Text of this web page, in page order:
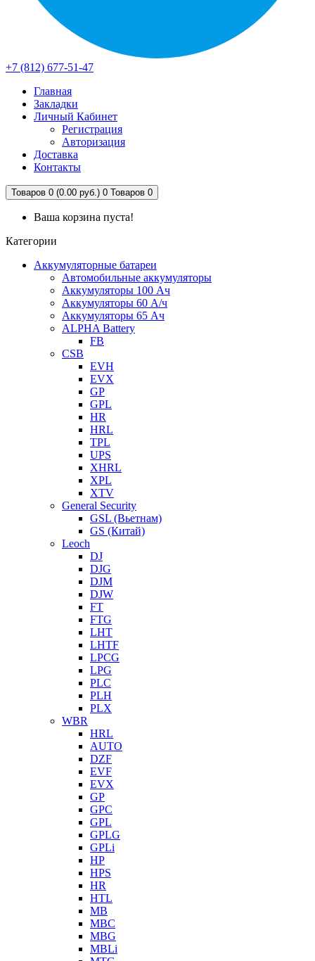
+7 (812) 677-51-47
Главная
Закладки
Личный Кабинет
Регистрация
Авторизация
Доставка
Контакты
Товаров 0 (0.00 руб.) 0 Товаров 0
Ваша корзина пуста!
Категории
Аккумуляторные батареи
Автомобильные аккумуляторы
Аккумуляторы 100 Ач
Аккумуляторы 60 А/ч
Аккумуляторы 65 Ач
ALPHA Battery
FB
CSB
EVH
EVX
GP
GPL
HR
HRL
TPL
UPS
XHRL
XPL
XTV
General Security
GSL (Вьетнам)
GS (Китай)
Leoch
DJ
DJG
DJM
DJW
FT
FTG
LHT
LHTF
LPCG
LPG
PLC
PLH
PLX
WBR
HRL
AUTO
DZF
EVF
EVX
GP
GPC
GPL
GPLG
GPLi
HP
HPS
HR
HTL
MB
MBC
MBG
MBLi